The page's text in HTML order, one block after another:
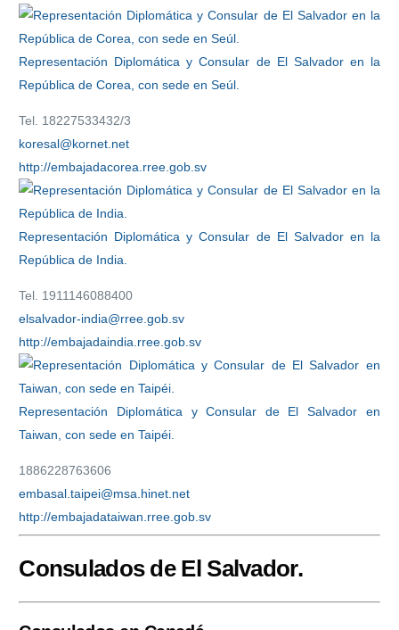
Representación Diplomática y Consular de El Salvador en la
República de Corea, con sede en Seúl.
Tel. 18227533432/3
koresal@kornet.net
http://embajadacorea.rree.gob.sv
Representación Diplomática y Consular de El Salvador en la
República de India.
Tel. 1911146088400
elsalvador-india@rree.gob.sv
http://embajadaindia.rree.gob.sv
Representación Diplomática y Consular de El Salvador en
Taiwan, con sede en Taipéi.
1886228763606
embasal.taipei@msa.hinet.net
http://embajadataiwan.rree.gob.sv
Consulados de El Salvador.